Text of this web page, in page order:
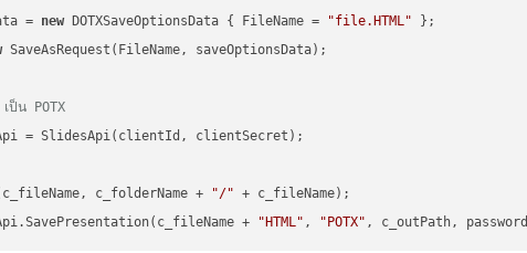
= new DOTXSaveOptionsData { FileName = "file.HTML"
SaveAsRequest(FileName, saveOptionsData);
ป็น POTX
= SlidesApi(clientId, clientSecret);
c_folderName + "/" + c_fileName);
+
"HTML" , "POTX" , c_outPath, password